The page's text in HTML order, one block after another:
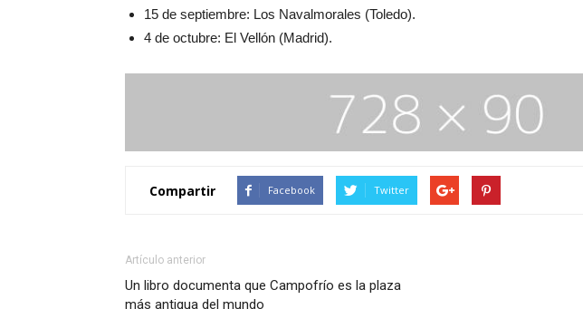
15 de septiembre: Los Navalmorales (Toledo).
4 de octubre: El Vellón (Madrid).
Compartir Facebook Twitter
Artículo anterior
Un libro documenta que Campofrío es la plaza
más antigua del mundo